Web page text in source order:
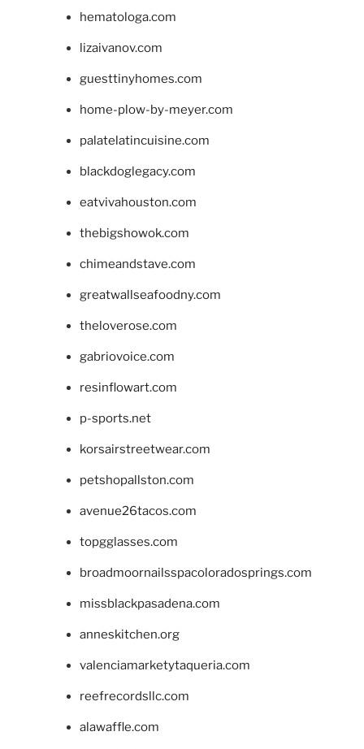
hematologa.com
lizaivanov.com
guesttinyhomes.com
home-plow-by-meyer.com
palatelatincuisine.com
blackdoglegacy.com
eatvivahouston.com
thebigshowok.com
chimeandstave.com
greatwallseafoodny.com
theloverose.com
gabriovoice.com
resinflowart.com
p-sports.net
korsairstreetwear.com
petshopallston.com
avenue26tacos.com
topgglasses.com
broadmoornailsspacoloradosprings.com
missblackpasadena.com
anneskitchen.org
valenciamarketytaqueria.com
reefrecordsllc.com
alawaffle.com